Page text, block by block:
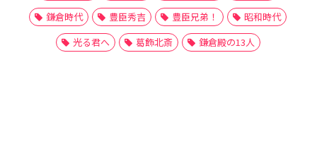
鎌倉時代
豊臣秀吉 豊臣兄弟！
昭和時代
光る君へ
葛飾北斎 鎌倉殿の13人